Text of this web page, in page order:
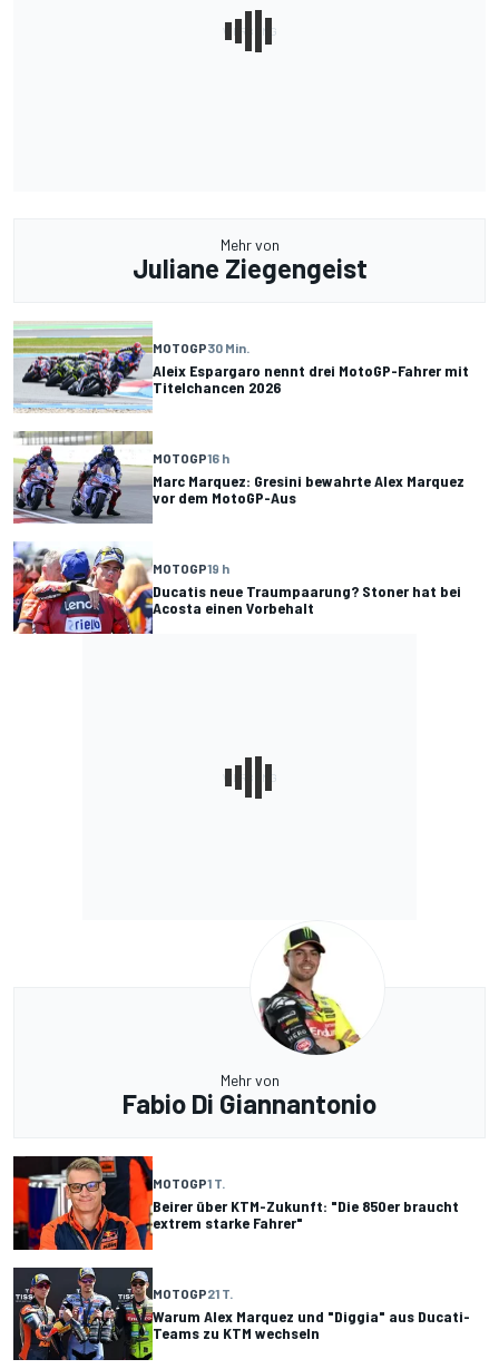
Mehr von
Juliane Ziegengeist
MOTOGP30 Min.
Aleix Espargaro nennt drei MotoGP-Fahrer mit
Titelchancen 2026
MOTOGP16 h
Marc Marquez: Gresini bewahrte Alex Marquez
vor dem MotoGP-Aus
MOTOGP19 h
Ducatis neue Traumpaarung? Stoner hat bei
Acosta einen Vorbehalt
Mehr von
Fabio Di Giannantonio
MOTOGP1 T.
Beirer über KTM-Zukunft: "Die 850er braucht
extrem starke Fahrer"
MOTOGP21 T.
Warum Alex Marquez und "Diggia" aus Ducati-
Teams zu KTM wechseln